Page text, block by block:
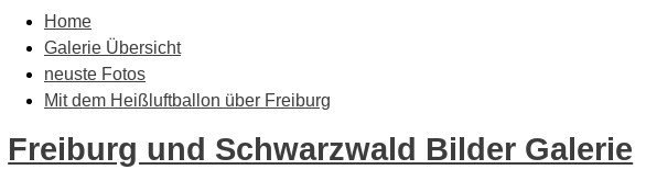
Home
Galerie Übersicht
neuste Fotos
Mit dem Heißluftballon über Freiburg
Freiburg und Schwarzwald Bilder Galerie